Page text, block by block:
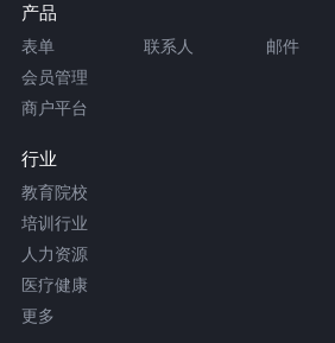
产品
表单 联系人 邮件
会员管理
商户平台
行业
教育院校
培训行业
人力资源
医疗健康
更多